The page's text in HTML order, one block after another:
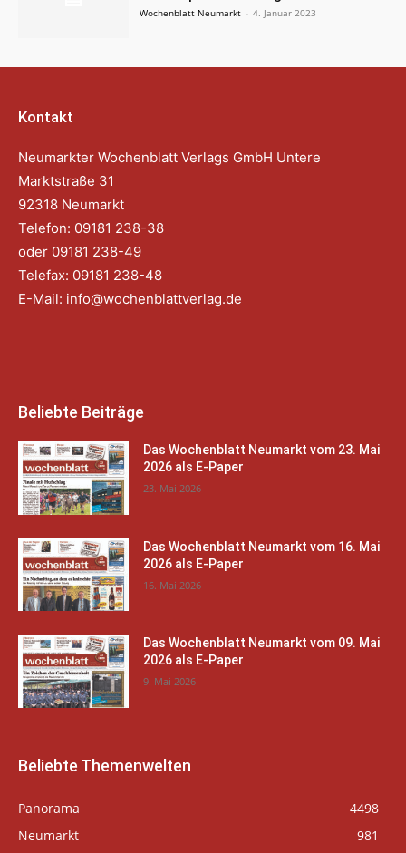
Wochenblatt Neumarkt - 4. Januar 2023
Kontakt
Neumarkter Wochenblatt Verlags GmbH Untere
Marktstraße 31
92318 Neumarkt
Telefon: 09181 238-38
oder 09181 238-49
Telefax: 09181 238-48
E-Mail: info@wochenblattverlag.de
Beliebte Beiträge
Das Wochenblatt Neumarkt vom 23. Mai
2026 als E-Paper
23. Mai 2026
Das Wochenblatt Neumarkt vom 16. Mai
2026 als E-Paper
16. Mai 2026
Das Wochenblatt Neumarkt vom 09. Mai
2026 als E-Paper
9. Mai 2026
Beliebte Themenwelten
Panorama
4498
Neumarkt
981